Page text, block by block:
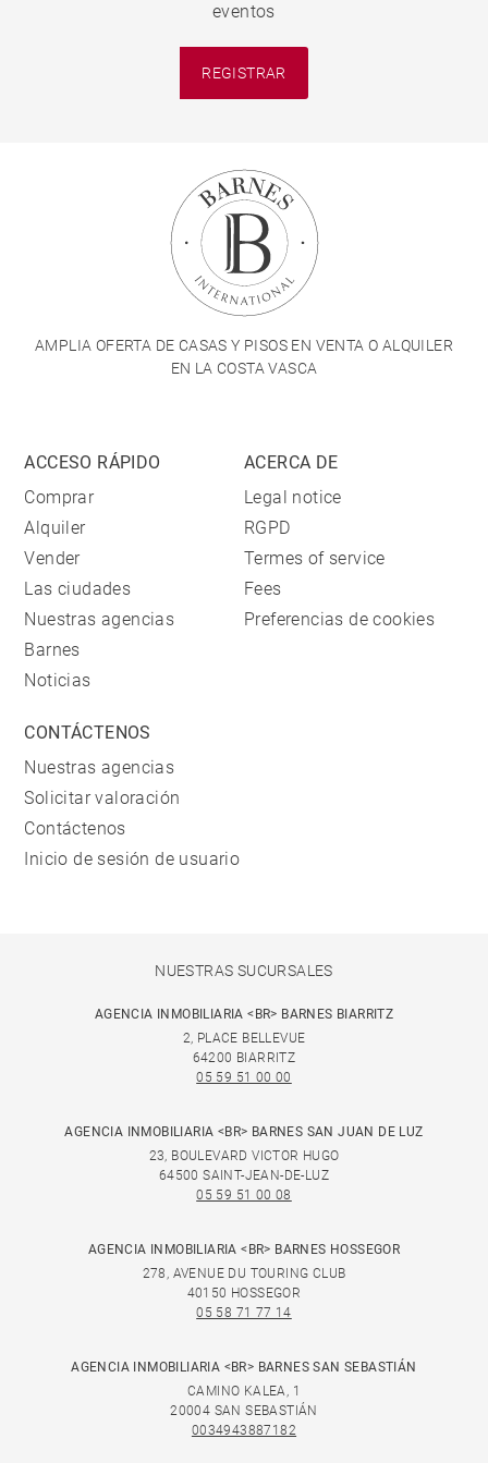
eventos
REGISTRAR
AMPLIA OFERTA DE CASAS Y PISOS EN VENTA O ALQUILER
EN LA COSTA VASCA
ACCESO RÁPIDO
Comprar
Alquiler
Vender
Las ciudades
Nuestras agencias
Barnes
Noticias
ACERCA DE
Legal notice
RGPD
Termes of service
Fees
Preferencias de cookies
CONTÁCTENOS
Nuestras agencias
Solicitar valoración
Contáctenos
Inicio de sesión de usuario
NUESTRAS SUCURSALES
AGENCIA INMOBILIARIA <BR> BARNES BIARRITZ
2, PLACE BELLEVUE
64200 BIARRITZ
05 59 51 00 00
AGENCIA INMOBILIARIA <BR> BARNES SAN JUAN DE LUZ
23, BOULEVARD VICTOR HUGO
64500 SAINT-JEAN-DE-LUZ
05 59 51 00 08
AGENCIA INMOBILIARIA <BR> BARNES HOSSEGOR
278, AVENUE DU TOURING CLUB
40150 HOSSEGOR
05 58 71 77 14
AGENCIA INMOBILIARIA <BR> BARNES SAN SEBASTIÁN
CAMINO KALEA, 1
20004 SAN SEBASTIÁN
0034943887182